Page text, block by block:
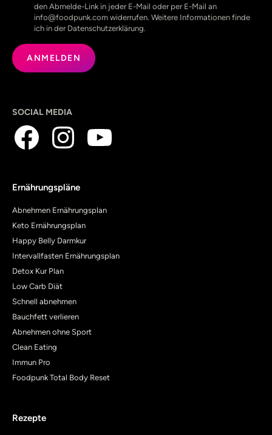
den Abmelde-Link in jeder E-Mail oder per E-Mail an
info@foodpunk.com widerrufen. Weitere Informationen finde
ich in der Datenschutzerklärung.
SOCIAL MEDIA
Ernährungspläne
Abnehmen Ernährungsplan
Keto Ernährungsplan
Happy Belly Darmkur
Intervallfasten Ernährungsplan
Detox Kur Plan
Low Carb Diät
Schnell abnehmen
Bauchfett verlieren
Abnehmen ohne Sport
Clean Eating
Immun Pro
Foodpunk Total Body Reset
Rezepte